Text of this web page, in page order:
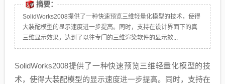
摘要：
SolidWorks2008提供了一种快速预览三维轻量化模型的技术，使得
大装配模型的显示速度进一步提高。同时，支持在设计界面下的真
三维显示效果，达到了以往专门的三维渲染软件的显示效...
SolidWorks2008提供了一种快速预览三维轻量化模型的技
术，使得大装配模型的显示速度进一步提高。同时，支持在